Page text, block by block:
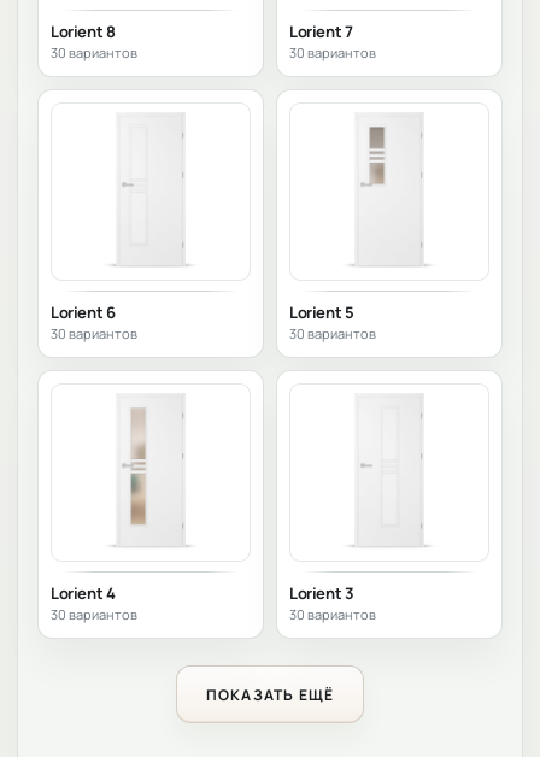
Lorient 8
30 вариантов
Lorient 7
30 вариантов
Lorient 6
30 вариантов
Lorient 5
30 вариантов
Lorient 4
30 вариантов
Lorient 3
30 вариантов
ПОКАЗАТЬ ЕЩЁ